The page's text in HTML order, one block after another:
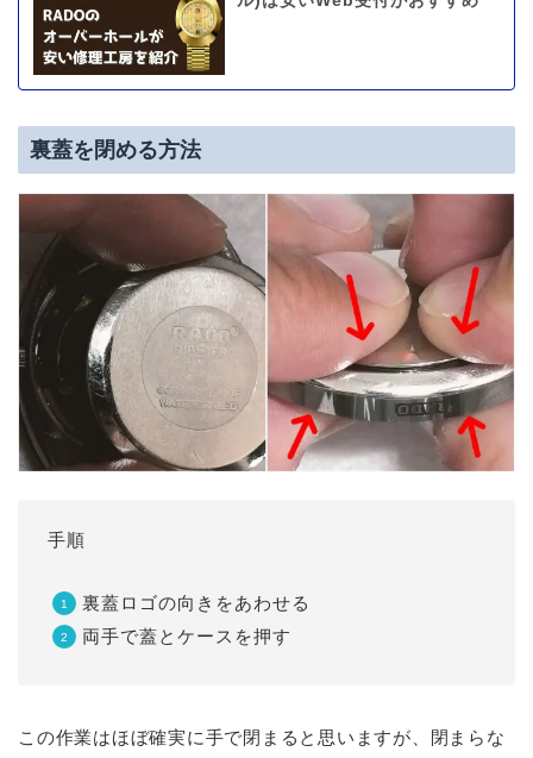
裏蓋を閉める方法
手順
裏蓋ロゴの向きをあわせる
両手で蓋とケースを押す
この作業はほぼ確実に手で閉まると思いますが、閉まらな